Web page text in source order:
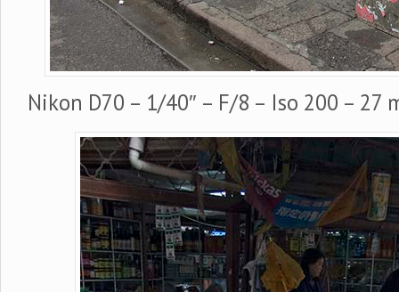
Nikon D70 – 1/40″ – F/8 – Iso 200 – 27